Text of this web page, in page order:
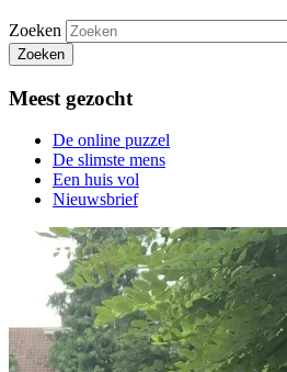
Zoeken
Zoeken
Meest gezocht
De online puzzel
De slimste mens
Een huis vol
Nieuwsbrief